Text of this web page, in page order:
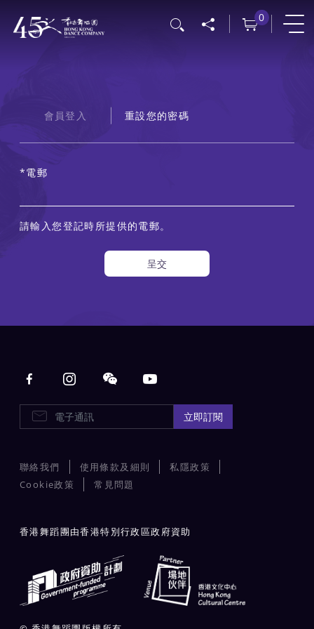
0
Primary
tabs會員登入 重設您的密碼
電郵
請輸入您登記時所提供的電郵。
呈交
Main navigation
E-Newsletters 立即訂閱
聯絡我們 使用條款及細則
私隱政策
Cookie政策
常見問題
香港舞蹈團由香港特別行政區政府資助